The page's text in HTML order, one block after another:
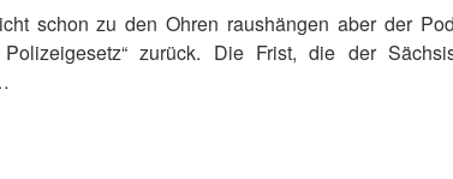
schon zu den Ohren raushängen aber der
zurück. Die Frist, die der